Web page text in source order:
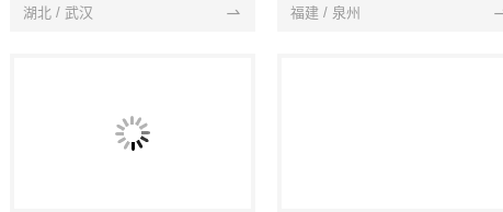
湖北 / 武汉 福建 / 泉州